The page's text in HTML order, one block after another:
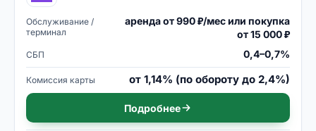
Обслуживание /
терминал
аренда от 990 ₽/мес или покупка
от 15 000 ₽
СБП 0,4–0,7%
Комиссия карты от 1,14% (по обороту до 2,4%)
Подробнее